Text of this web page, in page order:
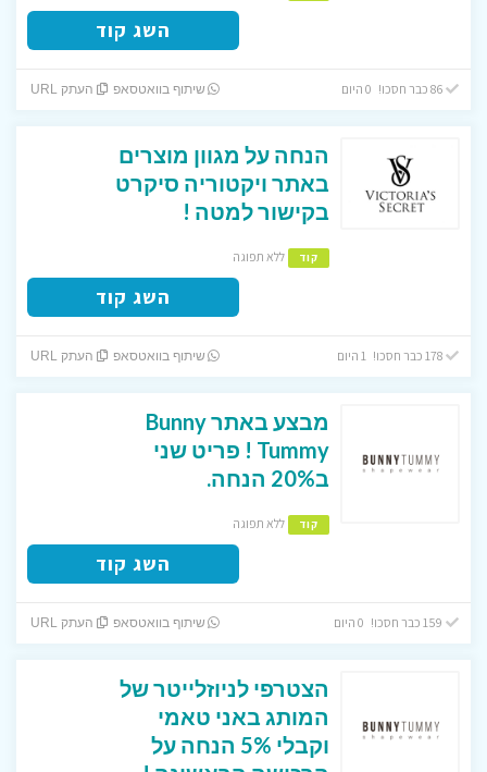
השג קוד
86 כבר חסכו! 0 היום שיתוף בוואטסאפ העתק URL
הנחה על מגוון מוצרים
באתר ויקטוריה סיקרט
בקישור למטה !
קוד ללא תפוגה
השג קוד
178 כבר חסכו! 1 היום שיתוף בוואטסאפ העתק URL
מבצע באתר Bunny
Tummy ! פריט שני
ב20% הנחה.
קוד ללא תפוגה
השג קוד
שיתוף בוואטסאפ העתק URL
הצטרפי לניוזלייטר של
המותג באני טאמי
וקבלי 5% הנחה על